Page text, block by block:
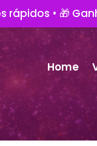
rápidos • 🎁
Home